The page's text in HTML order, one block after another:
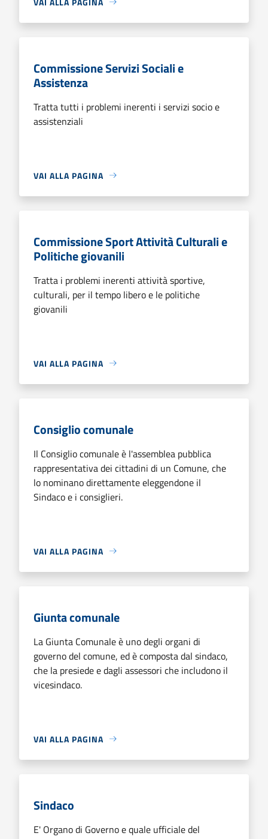
Commissione Servizi Sociali e
Assistenza
Tratta tutti i problemi inerenti i servizi socio e
assistenziali
VAI ALLA PAGINA
Commissione Sport Attività Culturali e
Politiche giovanili
Tratta i problemi inerenti attività sportive,
culturali, per il tempo libero e le politiche
giovanili
VAI ALLA PAGINA
Consiglio comunale
Il Consiglio comunale è l'assemblea pubblica
rappresentativa dei cittadini di un Comune, che
lo nominano direttamente eleggendone il
Sindaco e i consiglieri.
VAI ALLA PAGINA
Giunta comunale
La Giunta Comunale è uno degli organi di
governo del comune, ed è composta dal sindaco,
che la presiede e dagli assessori che includono il
vicesindaco.
VAI ALLA PAGINA
Sindaco
E' Organo di Governo e quale ufficiale del